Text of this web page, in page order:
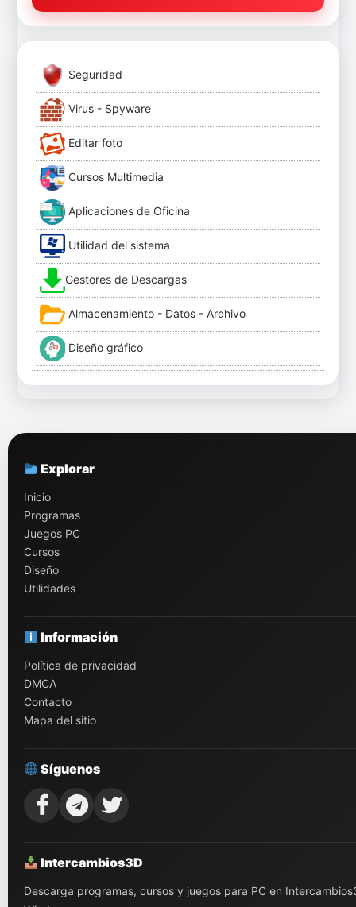
Seguridad
Virus - Spyware
Editar foto
Cursos Multimedia
Aplicaciones de Oficina
Utilidad del sistema
Gestores de Descargas
Almacenamiento - Datos - Archivo
Diseño gráfico
Explorar
Inicio
Programas
Juegos PC
Cursos
Diseño
Utilidades
Información
Política de privacidad
DMCA
Contacto
Mapa del sitio
Síguenos
Intercambios3D
Descarga programas, cursos y juegos para PC en